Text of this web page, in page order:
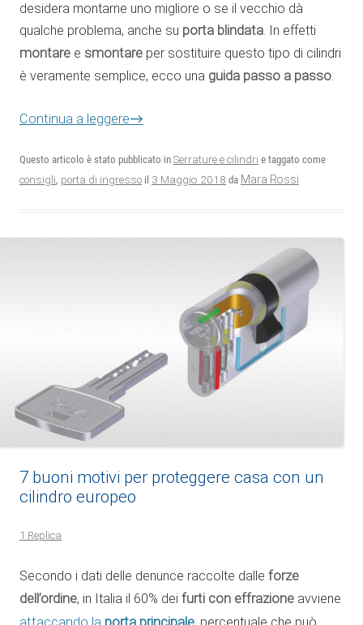
desidera montarne uno migliore o se il vecchio dà
qualche problema, anche su porta blindata. In effetti
montare e smontare per sostituire questo tipo di cilindri
è veramente semplice, ecco una guida passo a passo.
Continua a leggere→
Questo articolo è stato pubblicato in Serrature e cilindri e taggato come
consigli, porta di ingresso il 3 Maggio 2018 da Mara Rossi
7 buoni motivi per proteggere casa con un
cilindro europeo
1 Replica
Secondo i dati delle denunce raccolte dalle forze
dell’ordine, in Italia il 60% dei furti con effrazione avviene